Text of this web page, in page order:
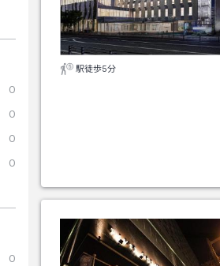
0
0
0
0
0
駅徒歩5分